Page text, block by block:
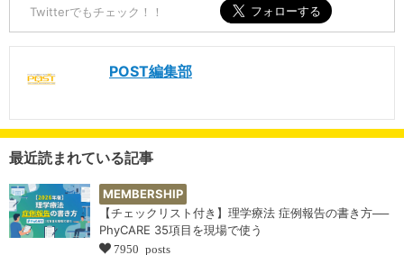
Twitterでもチェック！！
POST編集部
最近読まれている記事
MEMBERSHIP
【チェックリスト付き】理学療法 症例報告の書き方──
PhyCARE 35項目を現場で使う
7950 posts